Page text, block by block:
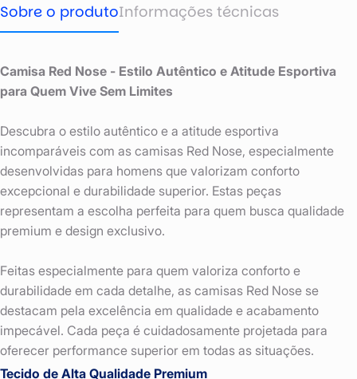
Sobre o produtoInformações técnicas
Camisa Red Nose - Estilo Autêntico e Atitude Esportiva
para Quem Vive Sem Limites
Descubra o estilo autêntico e a atitude esportiva
incomparáveis com as camisas Red Nose, especialmente
desenvolvidas para homens que valorizam conforto
excepcional e durabilidade superior. Estas peças
representam a escolha perfeita para quem busca qualidade
premium e design exclusivo.
Feitas especialmente para quem valoriza conforto e
durabilidade em cada detalhe, as camisas Red Nose se
destacam pela excelência em qualidade e acabamento
impecável. Cada peça é cuidadosamente projetada para
oferecer performance superior em todas as situações.
Tecido de Alta Qualidade Premium